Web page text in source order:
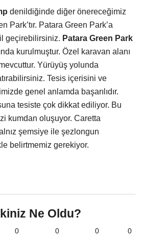
denildiğinde diğer önereceğimiz
Park’tır. Patara Green Park’a
geçirebilirsiniz. Patara Green Park
kurulmuştur. Özel karavan alanı
Yürüyüş yolunda
Tesis içerisini ve
genel anlamda başarılıdır.
tesiste çok dikkat ediliyor. Bu
kumdan oluşuyor. Caretta
şemsiye ile şezlongun
belirtmemiz gerekiyor.
Ne Oldu?
0 0 0 0